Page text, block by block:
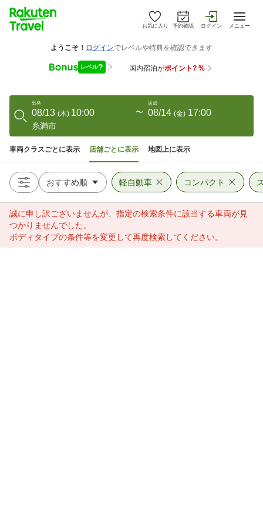
お気に入り 予約確認 ログイン メニュー
出発
08/13 (木) 10:00 〜
返却
08/14 (金) 17:00
糸満市
車両クラスごとに表示 店舗ごとに表示 地図上に表示
軽自動車 コンパクト
誠に申し訳ございませんが、指定の検索条件に該当する車両が見
つかりませんでした。
ボディタイプの条件等を変更して再度検索してください。